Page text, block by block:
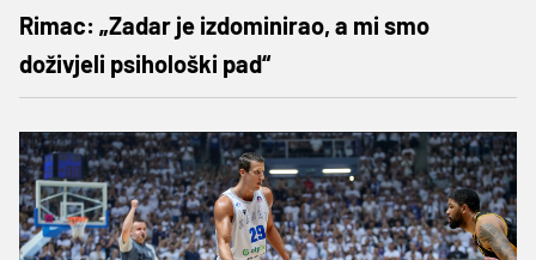
Rimac: „Zadar je izdominirao, a mi smo
doživjeli psihološki pad“